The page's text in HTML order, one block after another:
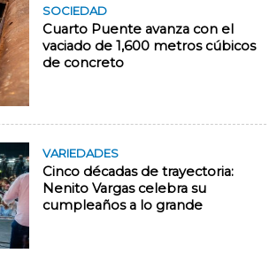
SOCIEDAD
Cuarto Puente avanza con el
vaciado de 1,600 metros cúbicos
de concreto
VARIEDADES
Cinco décadas de trayectoria:
Nenito Vargas celebra su
cumpleaños a lo grande